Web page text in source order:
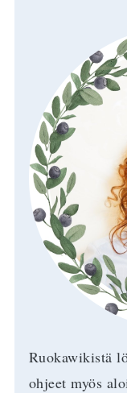
Ruokawikistä
ohjeet myös